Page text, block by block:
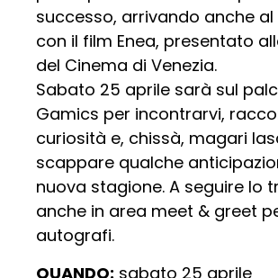
successo, arrivando anche
con il film Enea, presentato
del Cinema di Venezia.
Sabato 25 aprile sarà sul
Gamics per incontrarvi,
curiosità e, chissà, magari
scappare qualche
nuova stagione. A seguire lo
anche in area meet & greet
autografi.
QUANDO: sabato 25 aprile